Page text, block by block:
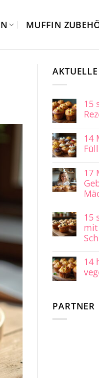
MUFFIN
15
14
17
15
mit
14
PARTNER